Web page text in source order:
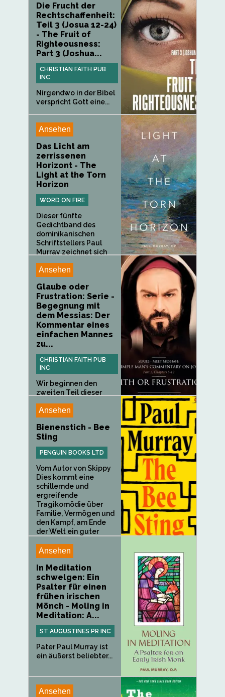
Die Frucht der
Rechtschaffenheit:
Teil 3 (Josua 12-24)
- The Fruit of
Righteousness:
Part 3 (Joshua...
CHRISTIAN FAITH PUB
INC
Nirgendwo in der Bibel
verspricht Gott eine...
Ansehen
Das Licht am
zerrissenen
Horizont - The
Light at the Torn
Horizon
WORD ON FIRE
Dieser fünfte
Gedichtband des
dominikanischen
Schriftstellers Paul
Murray zeichnet sich
Ansehen
Glaube oder
Frustration: Serie -
Begegnung mit
dem Messias: Der
Kommentar eines
einfachen Mannes
zu...
CHRISTIAN FAITH PUB
INC
Wir beginnen den
zweiten Teil dieser
Ansehen
Bienenstich - Bee
Sting
PENGUIN BOOKS LTD
Vom Autor von Skippy
Dies kommt eine
schillernde und
ergreifende
Tragikomödie über
Familie, Vermögen und
den Kampf, am Ende
der Welt ein guter
Ansehen
In Meditation
schwelgen: Ein
Psalter für einen
frühen irischen
Mönch - Moling in
Meditation: A...
ST AUGUSTINES PR INC
Pater Paul Murray ist
ein äußerst beliebter...
Ansehen